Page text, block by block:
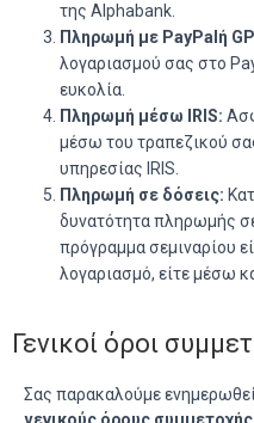
της Alphabank.
Πληρωμή με PayPal ή G
λογαριασμού σας στο
ευκολία.
Πληρωμή μέσω IRIS:
μέσω του τραπεζικού
υπηρεσίας IRIS.
Πληρωμή σε δόσεις:
δυνατότητα πληρωμής
πρόγραμμα σεμιναρίου
λογαριασμό, είτε μέσω
Γενικοί όροι
Σας παρακαλούμε